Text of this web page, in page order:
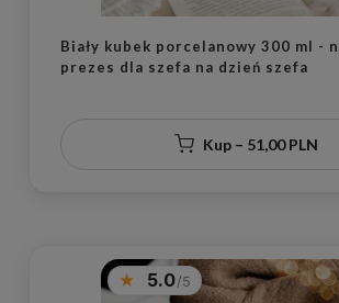
Biały kubek porcelanowy 300 ml -
prezes dla szefa na dzień szefa
Kup – 51,00 PLN
5.0